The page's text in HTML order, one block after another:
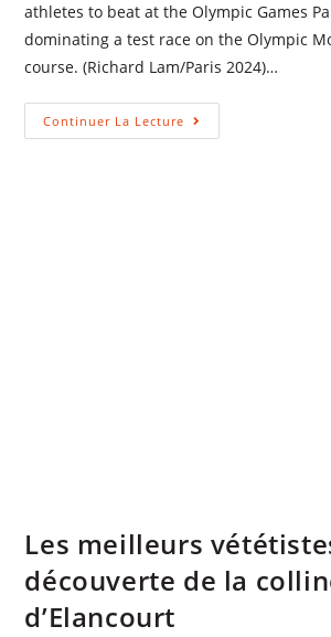
athletes to beat at the Olympic Games
dominating a test race on the Olympic
course. (Richard Lam/Paris 2024)…
Continuer La Lecture
Les meilleurs
découverte de la
d’Elancourt